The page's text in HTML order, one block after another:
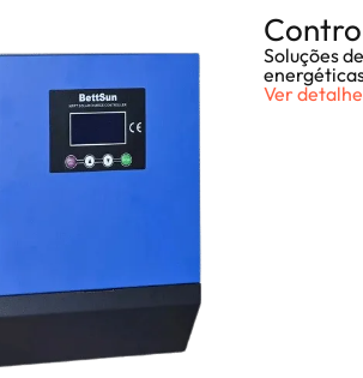
Soluções
Ver